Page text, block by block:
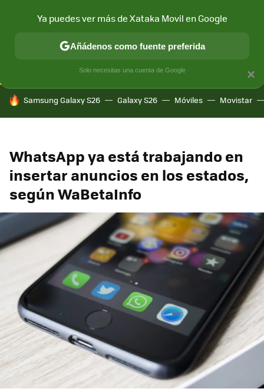
CONECTIVIDAD MÓVIL Y SOCIEDAD APLICACIONES
HOY SE HABLA DE
Samsung Galaxy S26 Galaxy S26 Móviles Movistar
WhatsApp ya está trabajando en
insertar anuncios en los estados,
según WaBetaInfo
×
Ya puedes ver más de Xataka Movil en Google
Añádenos como fuente preferida
Solo necesitas una cuenta de Google